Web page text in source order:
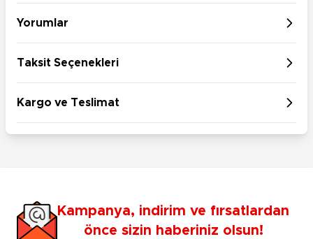
Yorumlar
Taksit Seçenekleri
Kargo ve Teslimat
Kampanya, indirim ve fırsatlardan
önce sizin haberiniz olsun!